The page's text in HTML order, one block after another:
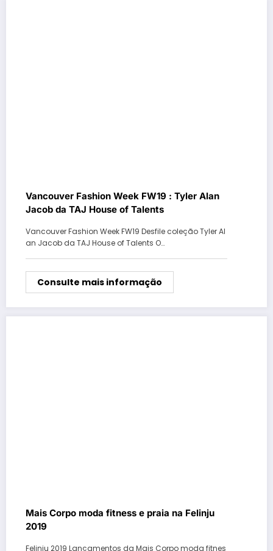
Vancouver Fashion Week FW19 : Tyler Alan
Jacob da TAJ House of Talents
Vancouver Fashion Week FW19 Desfile coleção Tyler Al
an Jacob da TAJ House of Talents O…
Consulte mais informação
Mais Corpo moda fitness e praia na Felinju
2019
Felinju 2019 Lançamentos da Mais Corpo moda fitnes